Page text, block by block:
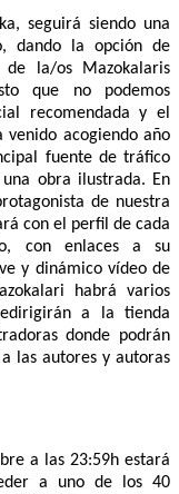
seguirá siendo una
dando la opción de
la/os Mazokalaris
que no podemos
recomendada y el
acogiendo año
fuente de tráfico
obra ilustrada. En
de nuestra
con el perfil de cada
con enlaces a su
y dinámico vídeo de
habrá varios
a la tienda
donde podrán
las autores y autoras
a las 23:59h estará
a uno de los 40